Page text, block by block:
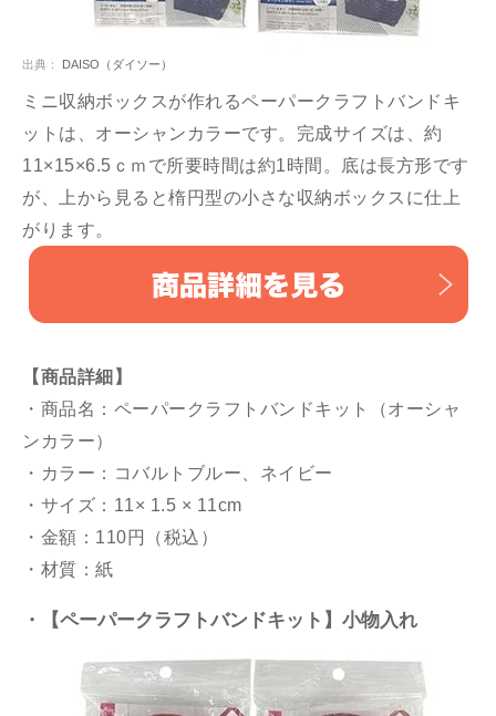
出典： DAISO（ダイソー）
ミニ収納ボックスが作れるペーパークラフトバンドキ
ットは、オーシャンカラーです。完成サイズは、約
11×15×6.5ｃｍで所要時間は約1時間。底は長方形です
が、上から見ると楕円型の小さな収納ボックスに仕上
がります。
【商品詳細】
・商品名：ペーパークラフトバンドキット（オーシャ
ンカラー）
・カラー：コバルトブルー、ネイビー
・サイズ：11× 1.5 × 11cm
・金額：110円（税込）
・材質：紙
・【ペーパークラフトバンドキット】小物入れ